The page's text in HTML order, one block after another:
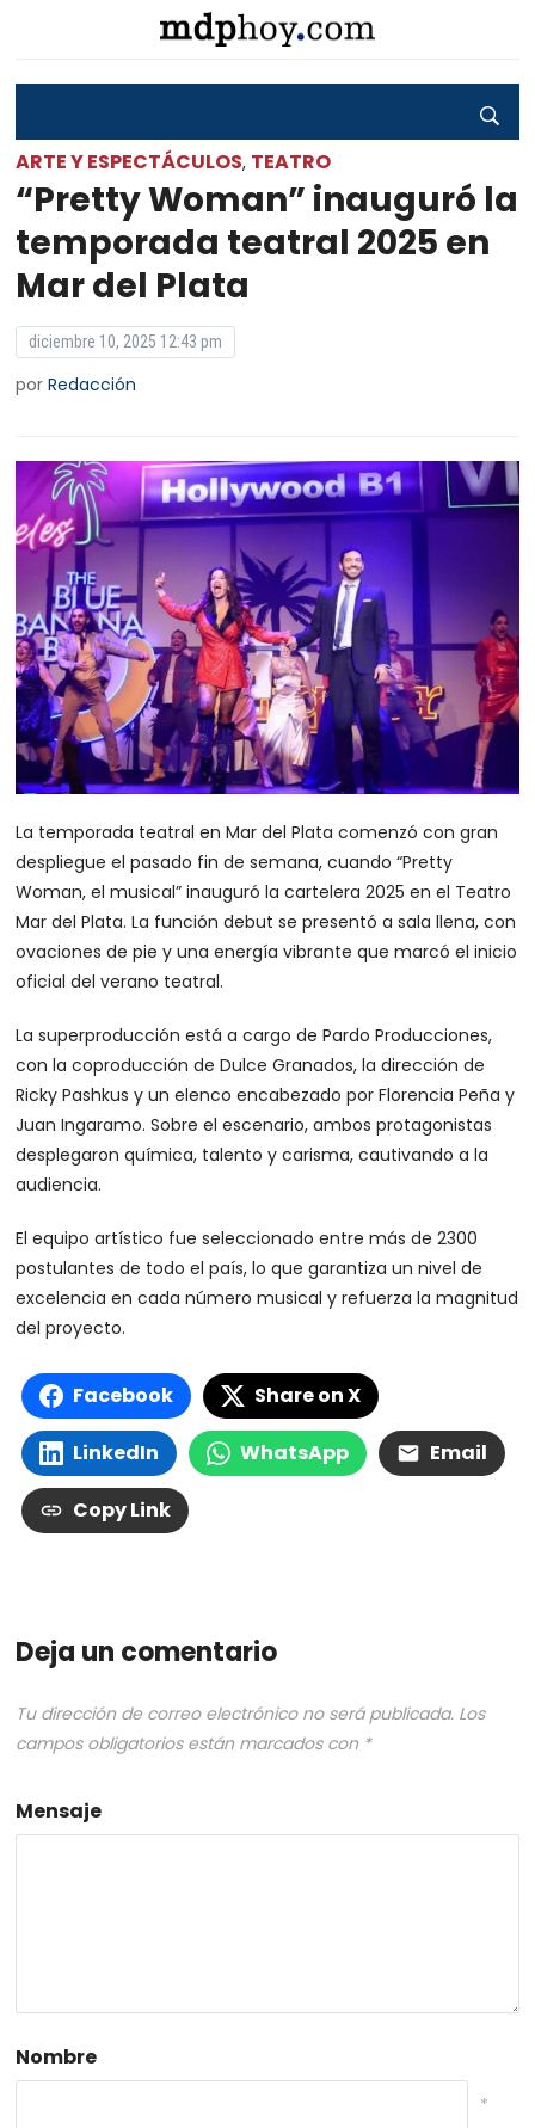
ARTE Y ESPECTÁCULOS, TEATRO
“Pretty Woman” inauguró la
temporada teatral 2025 en
Mar del Plata
diciembre 10, 2025 12:43 pm
porRedacción
La temporada teatral en Mar del Plata comenzó con gran
despliegue el pasado fin de semana, cuando “Pretty
Woman, el musical” inauguró la cartelera 2025 en el Teatro
Mar del Plata. La función debut se presentó a sala llena, con
ovaciones de pie y una energía vibrante que marcó el inicio
oficial del verano teatral.
La superproducción está a cargo de Pardo Producciones,
con la coproducción de Dulce Granados, la dirección de
Ricky Pashkus y un elenco encabezado por Florencia Peña y
Juan Ingaramo. Sobre el escenario, ambos protagonistas
desplegaron química, talento y carisma, cautivando a la
audiencia.
El equipo artístico fue seleccionado entre más de 2300
postulantes de todo el país, lo que garantiza un nivel de
excelencia en cada número musical y refuerza la magnitud
del proyecto.
Facebook Share on X
LinkedIn WhatsApp Email
Copy Link
Deja un comentario
Tu dirección de correo electrónico no será publicada. Los
campos obligatorios están marcados con *
Mensaje
Nombre
*